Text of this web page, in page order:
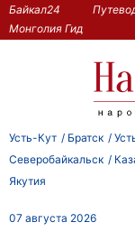
Байкал24
Монголия Гид
Усть-Кут Братск
Северобайкальск
Якутия
07 августа 2026